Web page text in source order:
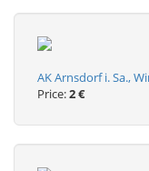
AK Arnsdorf i. Sa.,
Price:2 €